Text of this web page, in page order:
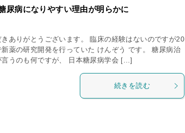
尿病になりやすい理由が明らかに
ありがとうございます。 臨床の経験はないのですが20
薬の研究開発を行っていた けんぞう です。 糖尿病治
うのも何ですが、 日本糖尿病学会 […]
続きを読む